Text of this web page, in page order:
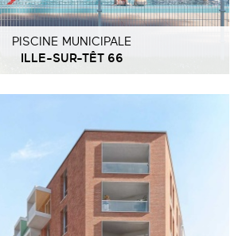
PISCINE MUNICIPALE
ILLE-SUR-TÊT 66